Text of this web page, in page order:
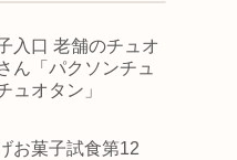
入口 老舗のチュオ
ん「パクソンチュ
ュオタン」
お菓子試食第12